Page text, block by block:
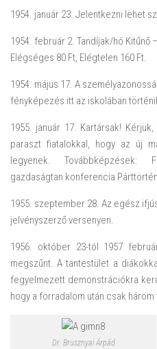
1954. január 23. Jelentkezni lehet
1954. február 2. Tandíjak/hó
Elégséges 80 Ft, Elégtelen 160 Ft.
1954. május 17. A
fényképezés itt az iskolában
1955. január 17. Kartársak!
paraszt fiatalokkal, hogy az új
legyenek. Továbbképzések:
gazdaságtan konferencia
1955. szeptember 28. Az egész
jelvényszerző versenyen.
1956. október 23-tól 1957
megszűnt. A tantestület a
fegyelmezett demonstrációkra
hogy a forradalom után csak
Dr. Brusznyai Árpád